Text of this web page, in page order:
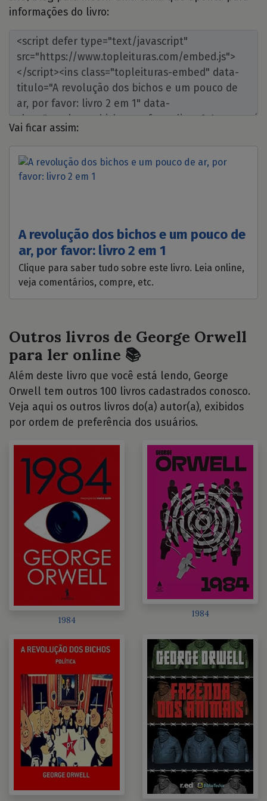
informações do livro:
Vai ficar assim:
A revolução dos bichos e um pouco de
ar, por favor: livro 2 em 1
Clique para saber tudo sobre este livro. Leia online,
veja comentários, compre, etc.
Outros livros de George Orwell
para ler online 📚
Além deste livro que você está lendo, George
Orwell tem outros 100 livros cadastrados conosco.
Veja aqui os outros livros do(a) autor(a), exibidos
por ordem de preferência dos usuários.
1984
1984